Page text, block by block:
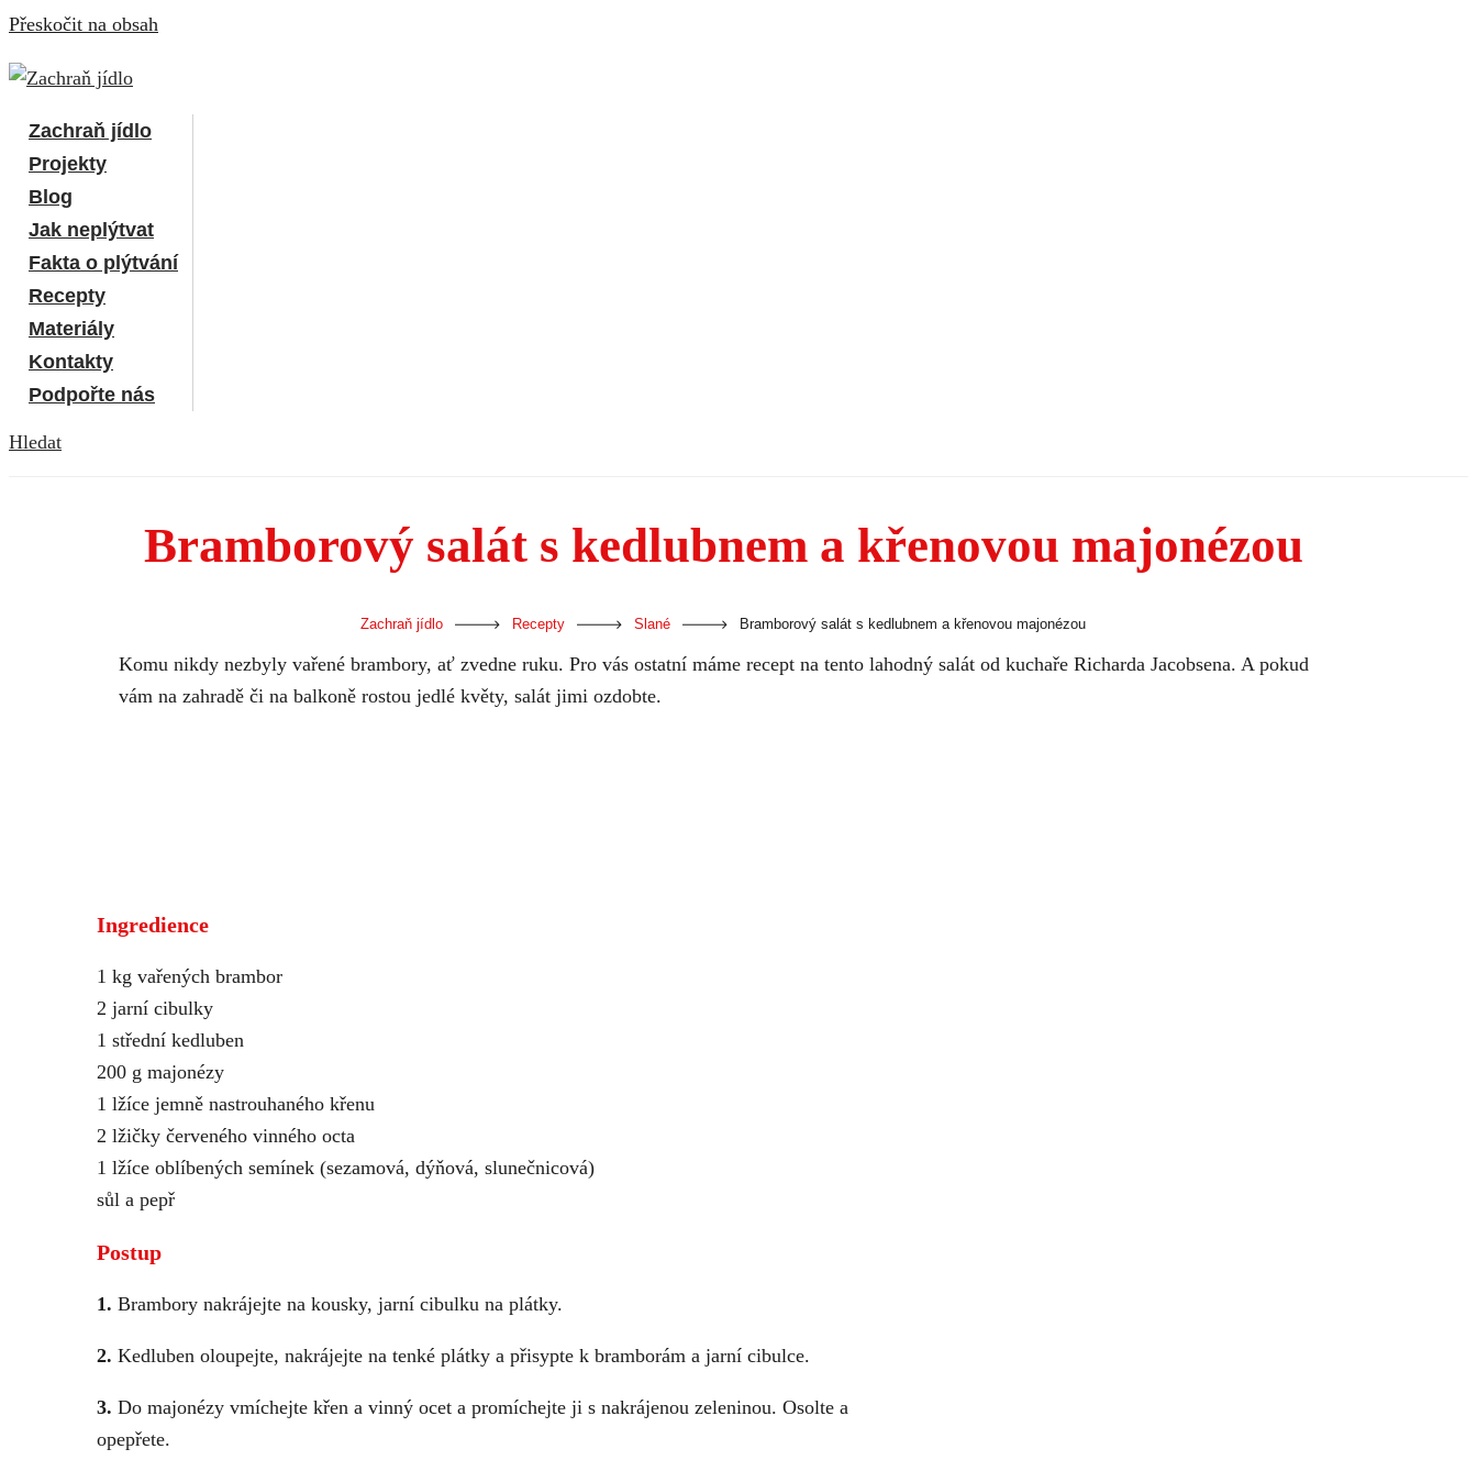
Přeskočit na obsah
Zachraň jídlo
Projekty
Blog
Jak neplýtvat
Fakta o plýtvání
Recepty
Materiály
Kontakty
Podpořte nás
Hledat
Bramborový salát s kedlubnem a křenovou majonézou
Zachraň jídlo - Recepty - Slané - Bramborový salát s kedlubnem a křenovou majonézou
Komu nikdy nezbyly vařené brambory, ať zvedne ruku. Pro vás ostatní máme recept na tento lahodný salát od kuchaře Richarda Jacobsena. A pokud
vám na zahradě či na balkoně rostou jedlé květy, salát jimi ozdobte.
Ingredience
1 kg vařených brambor
2 jarní cibulky
1 střední kedluben
200 g majonézy
1 lžíce jemně nastrouhaného křenu
2 lžičky červeného vinného octa
1 lžíce oblíbených semínek (sezamová, dýňová, slunečnicová)
sůl a pepř
Postup
1. Brambory nakrájejte na kousky, jarní cibulku na plátky.
2. Kedluben oloupejte, nakrájejte na tenké plátky a přisypte k bramborám a jarní cibulce.
3. Do majonézy vmíchejte křen a vinný ocet a promíchejte ji s nakrájenou zeleninou. Osolte a
opepřete.